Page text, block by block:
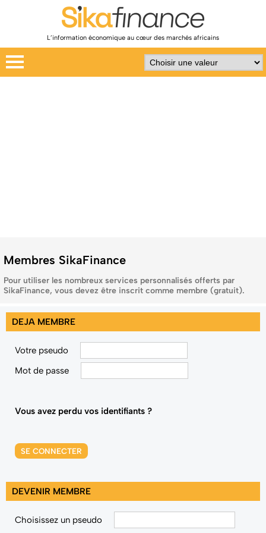
L’information économique au cœur des marchés africains
Membres SikaFinance
Pour utiliser les nombreux services personnalisés offerts par
SikaFinance, vous devez être inscrit comme membre (gratuit).
DEJA MEMBRE
Votre pseudo
Mot de passe
Vous avez perdu vos identifiants ?
SE CONNECTER
DEVENIR MEMBRE
Choisissez un pseudo